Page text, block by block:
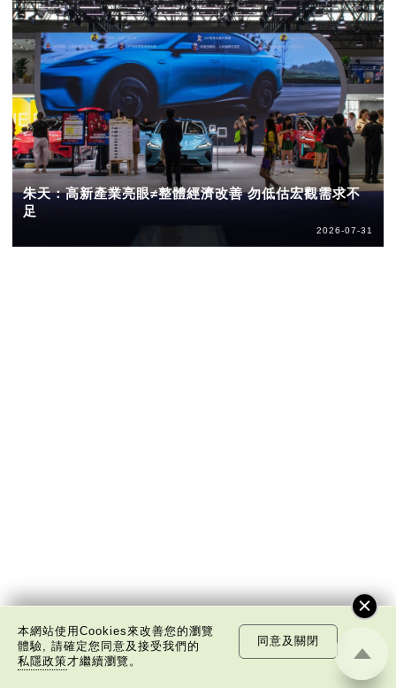
朱天：高新產業亮眼≠整體經濟改善 勿低估宏觀需求不
足
2026-07-31
本網站使用Cookies來改善您的瀏覽
體驗, 請確定您同意及接受我們的
私隱政策才繼續瀏覽。
同意及關閉